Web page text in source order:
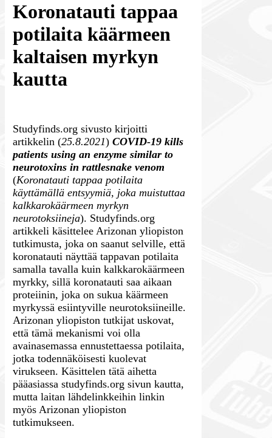
Koronatauti tappaa
potilaita käärmeen
kaltaisen myrkyn
kautta
Studyfinds.org sivusto kirjoitti
artikkelin (25.8.2021)COVID-19 kills
patients using an enzyme similar to
neurotoxins in rattlesnake venom
(Koronatauti tappaa potilaita
käyttämällä entsyymiä, joka muistuttaa
kalkkarokäärmeen myrkyn
neurotoksiineja). Studyfinds.org
artikkeli käsittelee Arizonan yliopiston
tutkimusta, joka on saanut selville, että
koronatauti näyttää tappavan potilaita
samalla tavalla kuin kalkkarokäärmeen
myrkky, sillä koronatauti saa aikaan
proteiinin, joka on sukua käärmeen
myrkyssä esiintyville neurotoksiineille.
Arizonan yliopiston tutkijat uskovat,
että tämä mekanismi voi olla
avainasemassa ennustettaessa potilaita,
jotka todennäköisesti kuolevat
virukseen. Käsittelen tätä aihetta
pääasiassa studyfinds.org sivun kautta,
mutta laitan lähdelinkkeihin linkin
myös Arizonan yliopiston
tutkimukseen.